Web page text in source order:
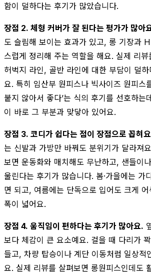
함이 덜하다는 후기가 많았습니다.
장점 2. 체형 커버가 잘 된다는 평가가 많아
도 슬림해 보이는 효과가 있고, 롱 기장과
스럽게 정리해 주는 역할을 해요. 실제 리
허벅지 라인, 골반 라인에 대한 부담이 덜
요. 특히 임산부 원피스나 빅사이즈 원피스
붙지 않아서 좋다’는 식의 후기를 선호하는
이 바로 그 부분과 맞닿아 있어요.
장점 3. 코디가 쉽다는 점이 장점으로 꼽혀
는 신발과 가방만 바꿔도 분위기가 달라져
보면 운동화와 매치해도 무난하고, 샌들이
울린다는 후기가 많습니다. 봄·가을에는 가
면 되고, 여름에는 단독으로 입어도 크게
폭이 넓어요.
장점 4. 움직임이 편하다는 후기가 많아요.
보다 체감이 큰 요소예요. 걸을 때 다리가
들고, 차량 탑승이나 계단 이동처럼 일상적
요. 실제 리뷰를 살펴보면 롱원피스인데도